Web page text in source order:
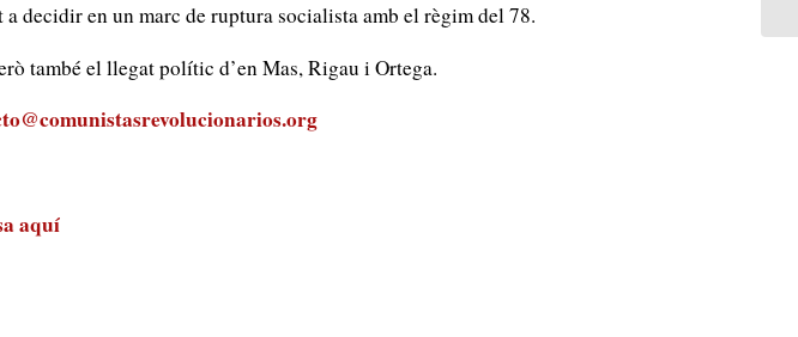
decidir en un marc de ruptura socialista amb el règim del 78.
també el llegat polític d’en Mas, Rigau i Ortega.
aquí